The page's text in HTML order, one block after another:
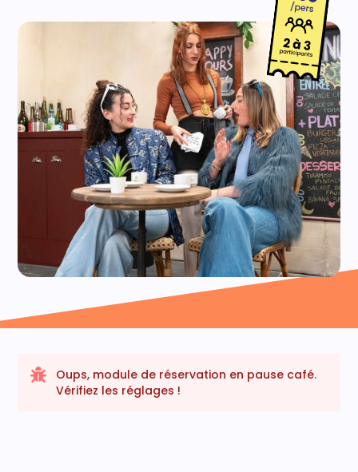
Oups, module de réservation en pause café.
Vérifiez les réglages !